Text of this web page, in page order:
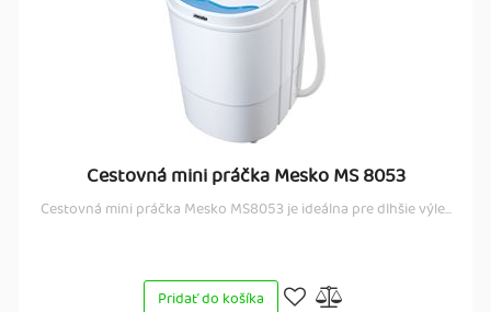
Cestovná mini práčka Mesko MS 8053
Cestovná mini práčka Mesko MS8053 je ideálna pre dlhšie výle...
Pridať do košíka